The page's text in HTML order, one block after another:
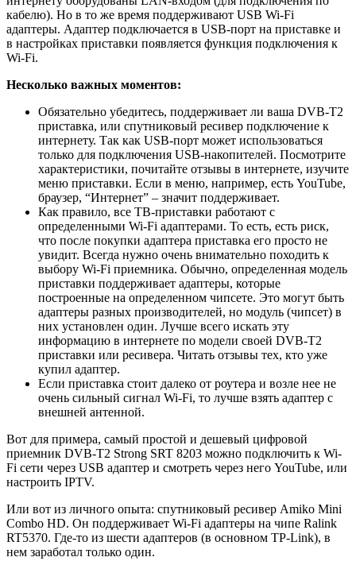
кабелю). Но в то же время поддерживают USB Wi-Fi
адаптеры. Адаптер подключается в USB-порт на приставке и
в настройках приставки появляется функция подключения к
Wi-Fi.
Несколько важных моментов:
Обязательно убедитесь, поддерживает ли ваша DVB-T2
приставка, или спутниковый ресивер подключение к
интернету. Так как USB-порт может использоваться
только для подключения USB-накопителей. Посмотрите
характеристики, почитайте отзывы в интернете, изучите
меню приставки. Если в меню, например, есть YouTube,
браузер, “Интернет” – значит поддерживает.
Как правило, все ТВ-приставки работают с
определенными Wi-Fi адаптерами. То есть, есть риск,
что после покупки адаптера приставка его просто не
увидит. Всегда нужно очень внимательно походить к
выбору Wi-Fi приемника. Обычно, определенная модель
приставки поддерживает адаптеры, которые
построенные на определенном чипсете. Это могут быть
адаптеры разных производителей, но модуль (чипсет) в
них установлен один. Лучше всего искать эту
информацию в интернете по модели своей DVB-T2
приставки или ресивера. Читать отзывы тех, кто уже
купил адаптер.
Если приставка стоит далеко от роутера и возле нее не
очень сильный сигнал Wi-Fi, то лучше взять адаптер с
внешней антенной.
Вот для примера, самый простой и дешевый цифровой
приемник DVB-T2 Strong SRT 8203 можно подключить к Wi-
Fi сети через USB адаптер и смотреть через него YouTube, или
настроить IPTV.
Или вот из личного опыта: спутниковый ресивер Amiko Mini
Combo HD. Он поддерживает Wi-Fi адаптеры на чипе Ralink
RT5370. Где-то из шести адаптеров (в основном TP-Link), в
нем заработал только один.